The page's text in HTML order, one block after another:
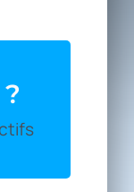
nos